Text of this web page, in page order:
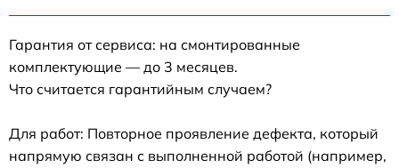
Гарантия от сервиса: на смонтированные
комплектующие — до 3 месяцев.
Что считается гарантийным случаем?
Для работ: Повторное проявление дефекта, который
напрямую связан с выполненной работой (например,